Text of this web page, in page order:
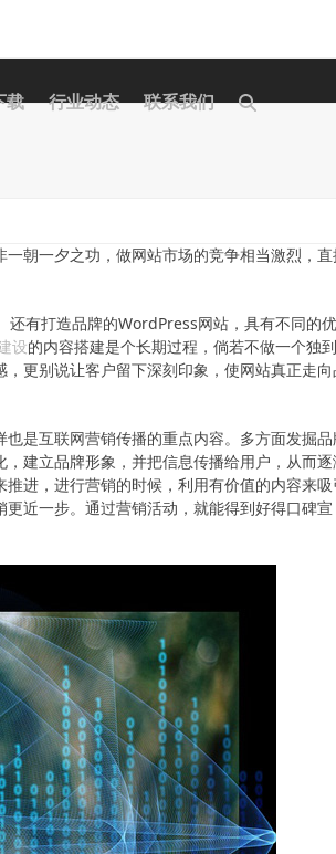
载 行业动态 联系我们
朝一夕之功，做网站市场的竞争相当激烈，
有打造品牌的WordPress网站，具有不同的
设的内容搭建是个长期过程，倘若不做一个独
更别说让客户留下深刻印象，使网站真正走向
是互联网营销传播的重点内容。多方面发掘品
建立品牌形象，并把信息传播给用户，从而
进，进行营销的时候，利用有价值的内容来吸
近一步。通过营销活动，就能得到好得口碑宣